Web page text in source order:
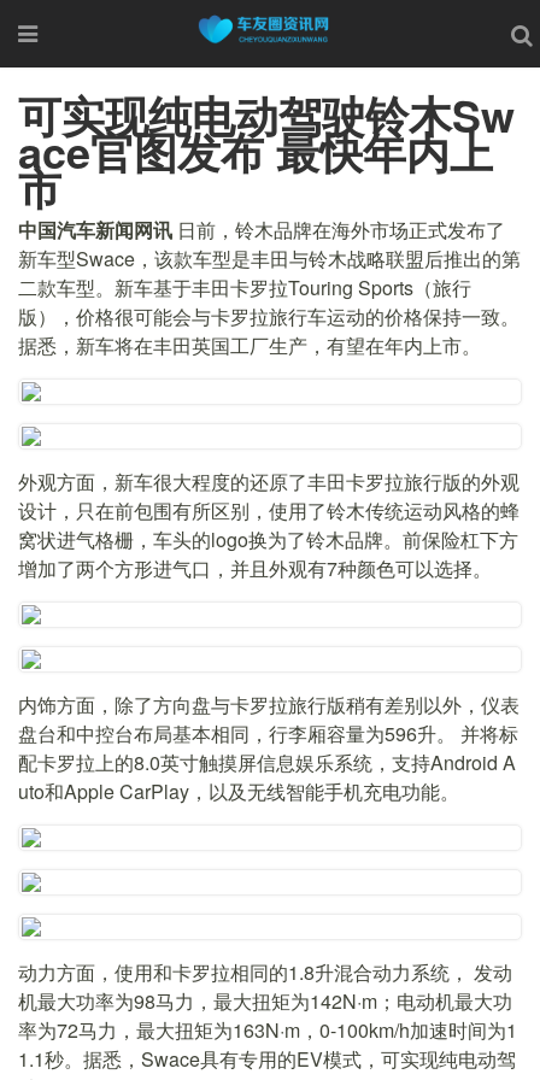
可实现纯电动驾驶铃木Sw
ace官图发布 最快年内上
市
中国汽车新闻网讯 日前，铃木品牌在海外市场正式发布了
新车型Swace，该款车型是丰田与铃木战略联盟后推出的第
二款车型。新车基于丰田卡罗拉Touring Sports（旅行
版），价格很可能会与卡罗拉旅行车运动的价格保持一致。
据悉，新车将在丰田英国工厂生产，有望在年内上市。
外观方面，新车很大程度的还原了丰田卡罗拉旅行版的外观
设计，只在前包围有所区别，使用了铃木传统运动风格的蜂
窝状进气格栅，车头的logo换为了铃木品牌。前保险杠下方
增加了两个方形进气口，并且外观有7种颜色可以选择。
内饰方面，除了方向盘与卡罗拉旅行版稍有差别以外，仪表
盘台和中控台布局基本相同，行李厢容量为596升。 并将标
配卡罗拉上的8.0英寸触摸屏信息娱乐系统，支持Android A
uto和Apple CarPlay，以及无线智能手机充电功能。
动力方面，使用和卡罗拉相同的1.8升混合动力系统， 发动
机最大功率为98马力，最大扭矩为142N·m；电动机最大功
率为72马力，最大扭矩为163N·m，0-100km/h加速时间为1
1.1秒。据悉，Swace具有专用的EV模式，可实现纯电动驾